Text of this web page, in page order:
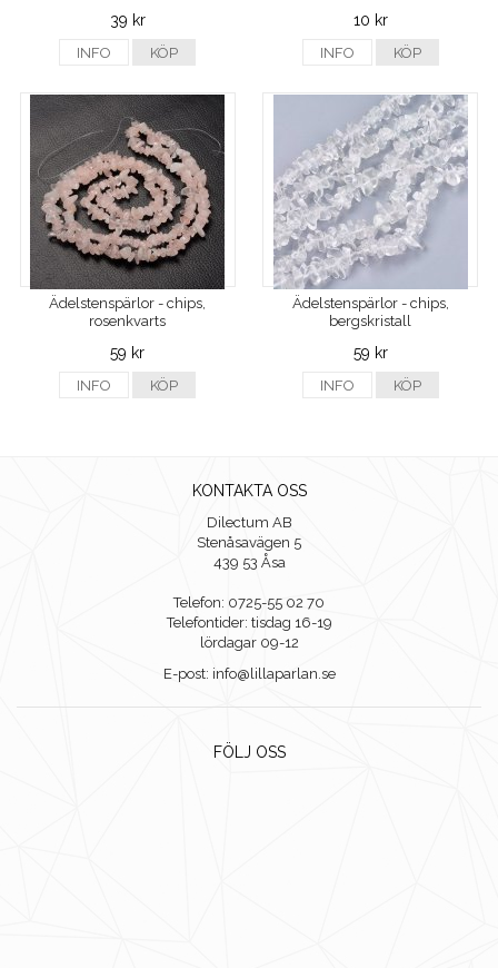
39 kr
INFO KÖP
10 kr
INFO KÖP
Ädelstenspärlor - chips,
rosenkvarts
59 kr
INFO KÖP
Ädelstenspärlor - chips,
bergskristall
59 kr
INFO KÖP
KONTAKTA OSS
Dilectum AB
Stenåsavägen 5
439 53 Åsa
Telefon: 0725-55 02 70
Telefontider: tisdag 16-19
lördagar 09-12
E-post: info@lillaparlan.se
FÖLJ OSS